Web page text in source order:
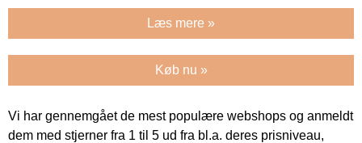
Læs mere »
Køb nu »
Vi har gennemgået de mest populære webshops og anmeldt
dem med stjerner fra 1 til 5 ud fra bl.a. deres prisniveau,